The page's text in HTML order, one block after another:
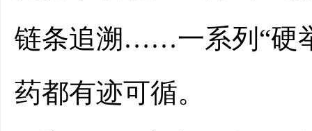
链条追溯……一系列“硬
药都有迹可循。